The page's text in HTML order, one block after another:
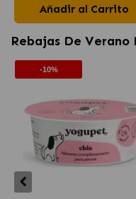
Añadir al Carrito
Rebajas De Verano
-10%